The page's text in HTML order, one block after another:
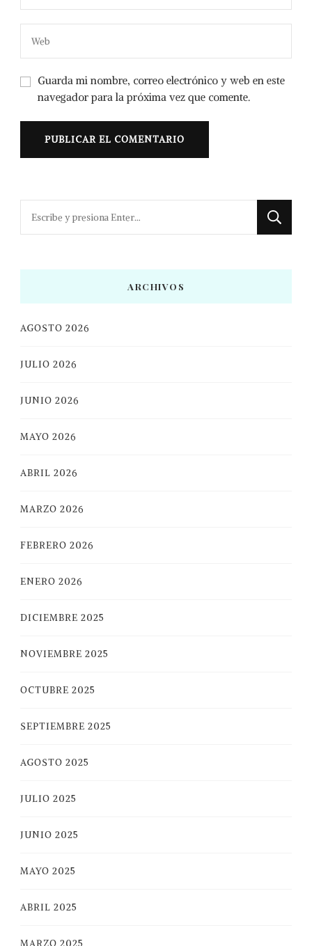
Guarda mi nombre, correo electrónico y web en este
navegador para la próxima vez que comente.
ARCHIVOS
AGOSTO 2026
JULIO 2026
JUNIO 2026
MAYO 2026
ABRIL 2026
MARZO 2026
FEBRERO 2026
ENERO 2026
DICIEMBRE 2025
NOVIEMBRE 2025
OCTUBRE 2025
SEPTIEMBRE 2025
AGOSTO 2025
JULIO 2025
JUNIO 2025
MAYO 2025
ABRIL 2025